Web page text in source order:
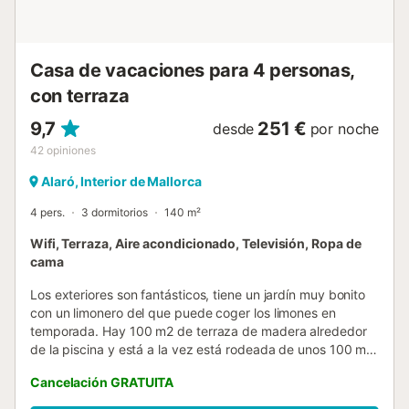
Casa de vacaciones para 4 personas,
con terraza
9,7
42 opiniones
desde 251 € por noche
Alaró, Interior de Mallorca
4 pers. 3 dormitorios 140 m²
Wifi, Terraza, Aire acondicionado, Televisión, Ropa de
cama
Los exteriores son fantásticos, tiene un jardín muy bonito
con un limonero del que puede coger los limones en
temporada. Hay 100 m2 de terraza de madera alrededor
de la piscina y está a la vez está rodeada de unos 100 m2
una profundidad mínima de 1.10 y una profundidad
máxima de 1.85, es magnífica en medio de la naturaleza.
Cancelación GRATUITA